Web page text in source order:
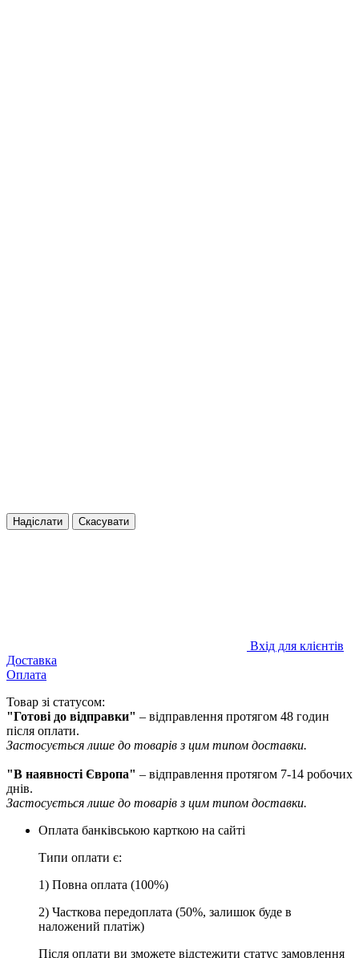
Надіслати Скасувати
Вхід для клієнтів
Доставка
Оплата
Товар зі статусом:
"Готові до відправки" – відправлення протягом 48 годин
після оплати.
Застосується лише до товарів з цим типом доставки.
"В наявності Європа" – відправлення протягом 7-14 робочих
днів.
Застосується лише до товарів з цим типом доставки.
Оплата банківською карткою на сайті
Типи оплати є:
1) Повна оплата (100%)
2) Часткова передоплата (50%, залишок буде в
наложений платіж)
Після оплати ви зможете відстежити статус замовлення